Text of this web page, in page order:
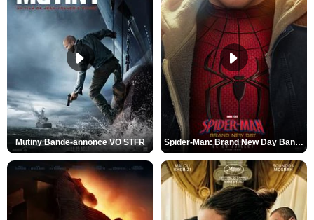
Mutiny Bande-annonce VO STFR Spider-Man: Brand New Day Bande-annonce VO STFR